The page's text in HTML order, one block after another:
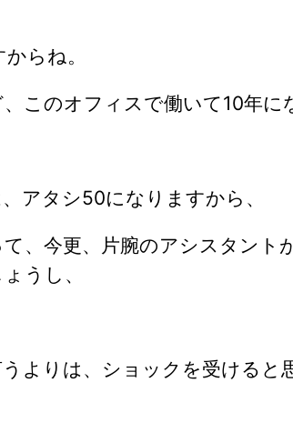
らね。
このオフィスで働いて10年に
アタシ50になりますから、
、今更、片腕のアシスタント
うし、
よりは、ショックを受けると